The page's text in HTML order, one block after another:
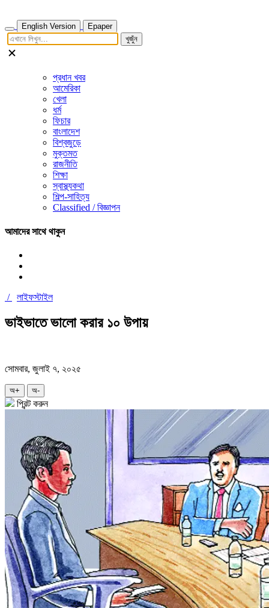
English Version
Epaper
খুজুঁন
প্রধান খবর
আমেরিকা
খেলা
ধর্ম
ফিচার
বাংলাদেশ
বিশ্বজুড়ে
মুক্তমত
রাজনীতি
শিক্ষা
স্বাস্থ্যকথা
শিল্প-সাহিত্য
Classified / বিজ্ঞাপন
আমাদের সাথে থাকুন
/ লাইফস্টাইল
ভাইভাতে ভালো করার ১০ উপায়
সোমবার, জুলাই ৭, ২০২৫
অ+ অ-
প্রিন্ট করুন